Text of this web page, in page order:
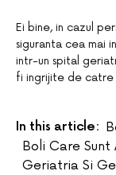
Ei bine, in cazul
siguranta cea mai
intr-un spital
fi ingrijite de catre
In this article:
Boli Care
Geriatria Si